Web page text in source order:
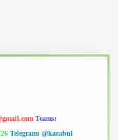
Teams:
Telegram: @karabul